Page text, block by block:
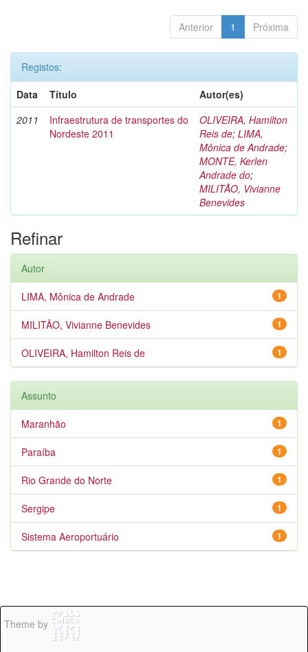
Anterior 1 Próxima
Registos:
Data
Título
Autor(es)
2011
Infraestrutura de transportes do
Nordeste 2011
OLIVEIRA, Hamilton
Reis de; LIMA,
Mônica de Andrade;
MONTE, Kerlen
Andrade do;
MILITÃO, Vivianne
Benevides
Refinar
Autor
1
LIMA, Mônica de Andrade
1
MILITÃO, Vivianne Benevides
1
OLIVEIRA, Hamilton Reis de
Assunto
1
Maranhão
1
Paraíba
1
Rio Grande do Norte
1
Sergipe
1
Sistema Aeroportuário
Theme by